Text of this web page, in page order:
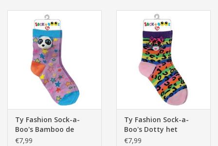
Contact/Locatie
Veiligheid
Ty Fashion Sock-a-
Boo's Bamboo de
Panda, Roze/Blauw
€7,99
Ty Fashion Sock-a-
Boo's Dotty het
Luipaard, Multi
€7,99